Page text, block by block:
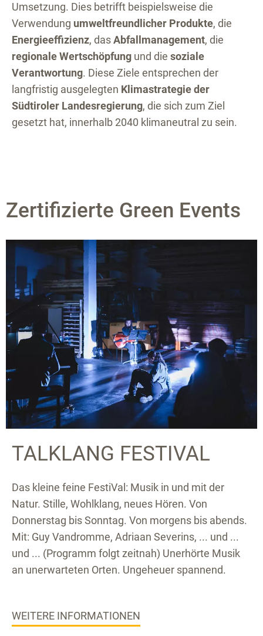
Umsetzung. Dies betrifft beispielsweise die
Verwendung umweltfreundlicher Produkte, die
Energieeffizienz, dasAbfallmanagement, die
regionale Wertschöpfung und die soziale
Verantwortung. Diese Ziele entsprechen der
langfristig ausgelegten Klimastrategie der
Südtiroler Landesregierung, die sich zum Ziel
gesetzt hat, innerhalb 2040 klimaneutral zu sein.
Zertifizierte Green Events
TALKLANG FESTIVAL
Das kleine feine FestiVal: Musik in und mit der
Natur. Stille, Wohlklang, neues Hören. Von
Donnerstag bis Sonntag. Von morgens bis abends.
Mit: Guy Vandromme, Adriaan Severins, ... und ...
und ... (Programm folgt zeitnah) Unerhörte Musik
an unerwarteten Orten. Ungeheuer spannend.
WEITERE INFORMATIONEN